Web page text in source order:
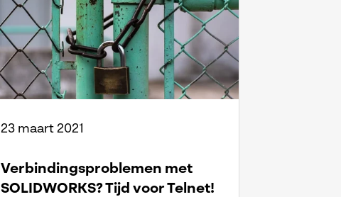
23 maart 2021
Verbindingsproblemen met
SOLIDWORKS? Tijd voor Telnet!